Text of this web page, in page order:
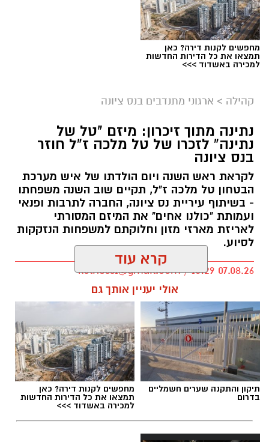
מחפשים לקנות דירה? כאן
תמצאו את כל הדירות החדשות
למכירה באשדוד >>>
קהילה > ארגוני מתנדבים בנס ציונה
נתינה מתוך זיכרון: מיזם "טל של
נתינה" לזכרו של טל מלכה ז"ל חוזר
בנס ציונה
לקראת ראש השנה ויום הולדתו של איש מערכת
הבטחון טל מלכה ז"ל, תקיים שוב השנה משפחתו
- בשיתוף עיריית נס ציונה, החברה לתרבות ופנאי
ועמותת "כולנו אחים" את המיזם המסורתי
לאריזת מארזי מזון וחלוקתם למשפחות הנזקקות
לסיוע.
kolness1@gmail.com / 10:29 07.08.26
תגים:סמ"ר טל מלכה ז"ל
קרא עוד
אולי יעניין אותך גם
תיקון והתקנה שערים חשמליים
בדרום
מחפשים לקנות דירה? כאן
תמצאו את כל הדירות החדשות
למכירה באשדוד >>>